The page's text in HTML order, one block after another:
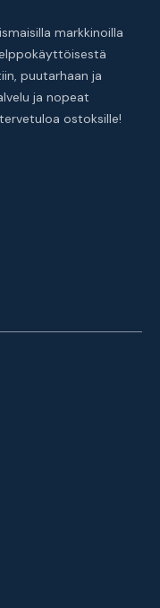
markkinoilla
puutarhaan ja
ja nopeat
ostoksille!